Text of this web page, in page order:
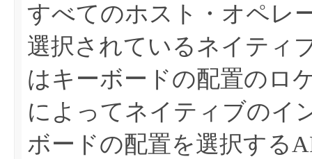
すべてのホスト・オペレ
選択されているネイティ
はキーボードの配置のロ
によってネイティブのイ
ボードの配置を選択する